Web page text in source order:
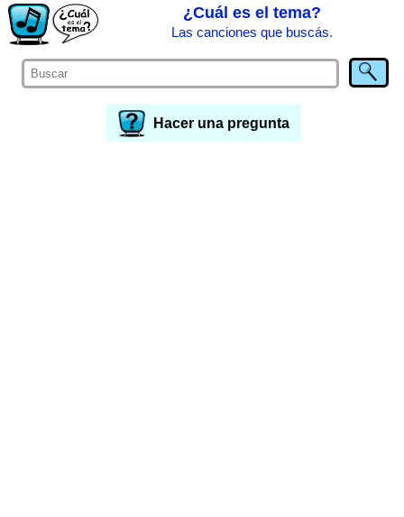
¿Cuál es el tema?
Las canciones que buscás.
Hacer una pregunta